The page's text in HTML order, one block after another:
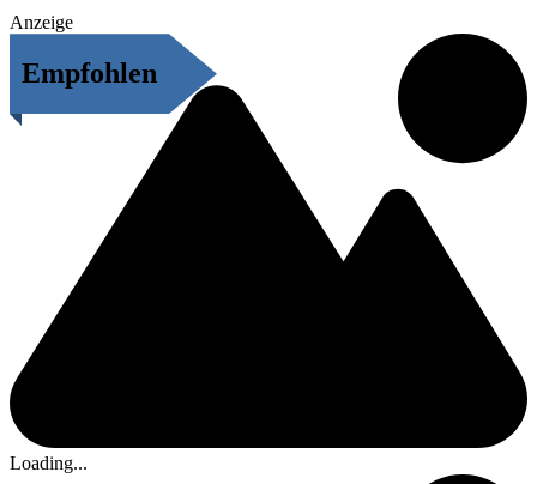
Anzeige
Empfohlen
Loading...